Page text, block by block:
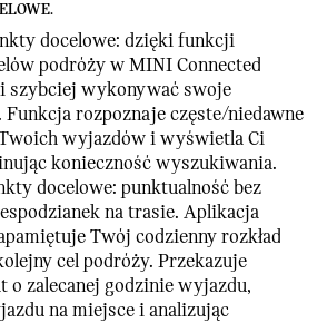
docelowe: dzięki funkcji
podróży w MINI Connected
szybciej wykonywać swoje
Funkcja rozpoznaje częste/niedawne
wyjazdów i wyświetla Ci
konieczność wyszukiwania.
docelowe: punktualność bez
na trasie. Aplikacja
Twój codzienny rozkład
cel podróży. Przekazuje
o zalecanej godzinie wyjazdu,
na miejsce i analizując